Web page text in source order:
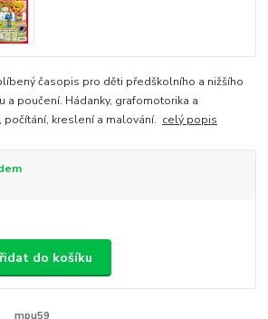
časopis pro děti předškolního a nižšího
a poučení. Hádanky, grafomotorika a
kreslení a malování. celý popis
do košíku
mpu59